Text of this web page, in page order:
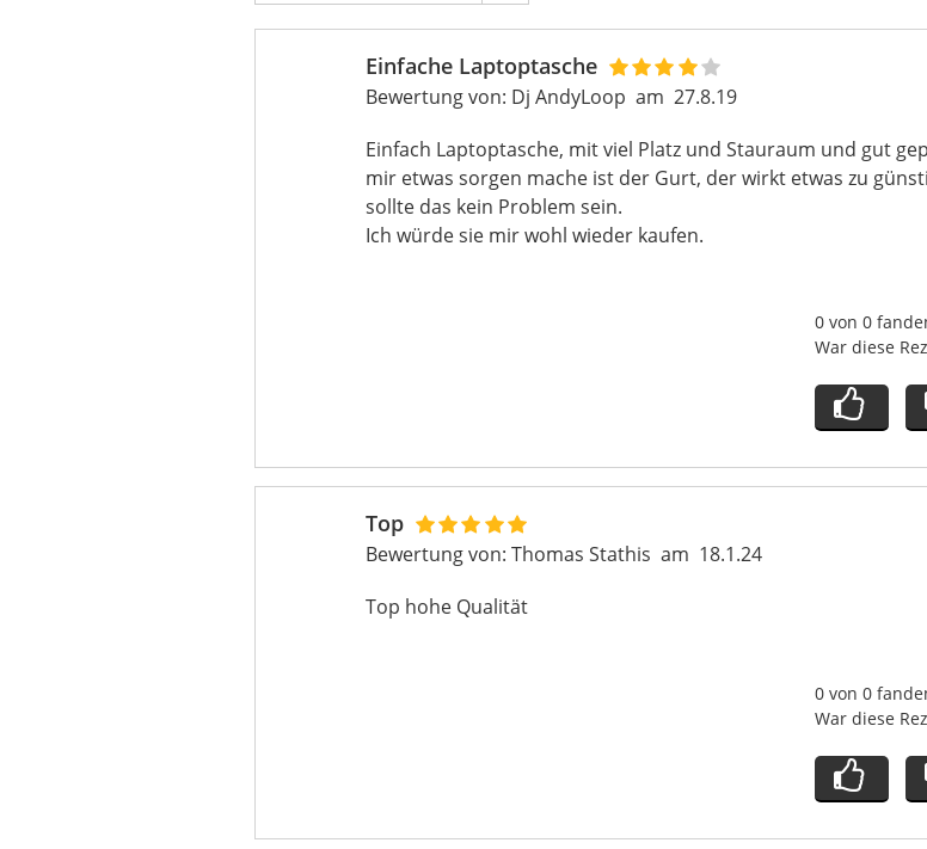
Einfache Laptoptasche
Bewertung von: Dj AndyLoop am 27.8.19
Einfach Laptoptasche, mit viel Platz und Stauraum und gut
mir etwas sorgen mache ist der Gurt, der wirkt etwas zu
sollte das kein Problem sein.
Ich würde sie mir wohl wieder kaufen.
0 von 0
War diese
Top
Bewertung von: Thomas Stathis am 18.1.24
Top hohe Qualität
0 von 0
War diese